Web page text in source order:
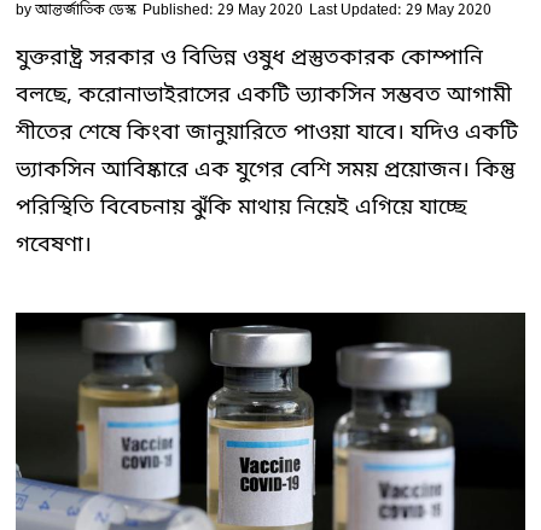
byআন্তর্জাতিক ডেস্ক Published: 29 May 2020 Last Updated: 29 May 2020
যুক্তরাষ্ট্র সরকার ও বিভিন্ন ওষুধ প্রস্তুতকারক কোম্পানি
বলছে, করোনাভাইরাসের একটি ভ্যাকসিন সম্ভবত আগামী
শীতের শেষে কিংবা জানুয়ারিতে পাওয়া যাবে। যদিও একটি
ভ্যাকসিন আবিষ্কারে এক যুগের বেশি সময় প্রয়োজন। কিন্তু
পরিস্থিতি বিবেচনায় ঝুঁকি মাথায় নিয়েই এগিয়ে যাচ্ছে
গবেষণা।